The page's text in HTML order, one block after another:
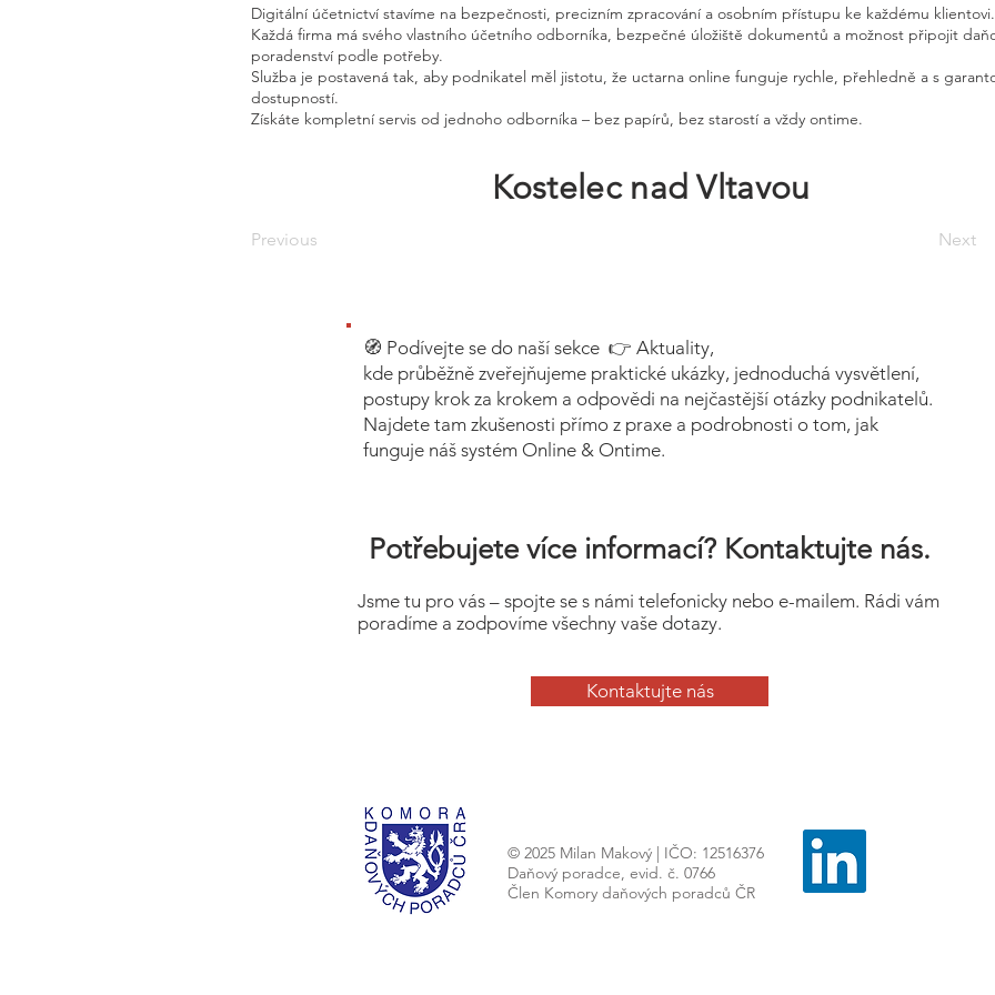
Digitální účetnictví stavíme na bezpečnosti, precizním zpracování a osobním přístupu ke každému klientovi.
Každá firma má svého vlastního účetního odborníka, bezpečné úložiště dokumentů a možnost připojit
poradenství podle potřeby.
Služba je postavená tak, aby podnikatel měl jistotu, že uctarna online funguje rychle, přehledně a s
dostupností.
Získáte kompletní servis od jednoho odborníka – bez papírů, bez starostí a vždy ontime.
Kostelec nad Vltavou
Previous Next
🧭 Podívejte se do naší sekce 👉 Aktuality,
kde průběžně zveřejňujeme praktické ukázky, jednoduchá vysvětlení,
postupy krok za krokem a odpovědi na nejčastější otázky podnikatelů.
Najdete tam zkušenosti přímo z praxe a podrobnosti o tom, jak
funguje náš systém Online & Ontime.
Potřebujete více informací? Kontaktujte nás.
Jsme tu pro vás – spojte se s námi telefonicky nebo e-mailem. Rádi vám
poradíme a zodpovíme všechny vaše dotazy.
Kontaktujte nás
© 2025 Milan Makový | IČO: 12516376
Daňový poradce, evid. č. 0766
Člen Komory daňových poradců ČR